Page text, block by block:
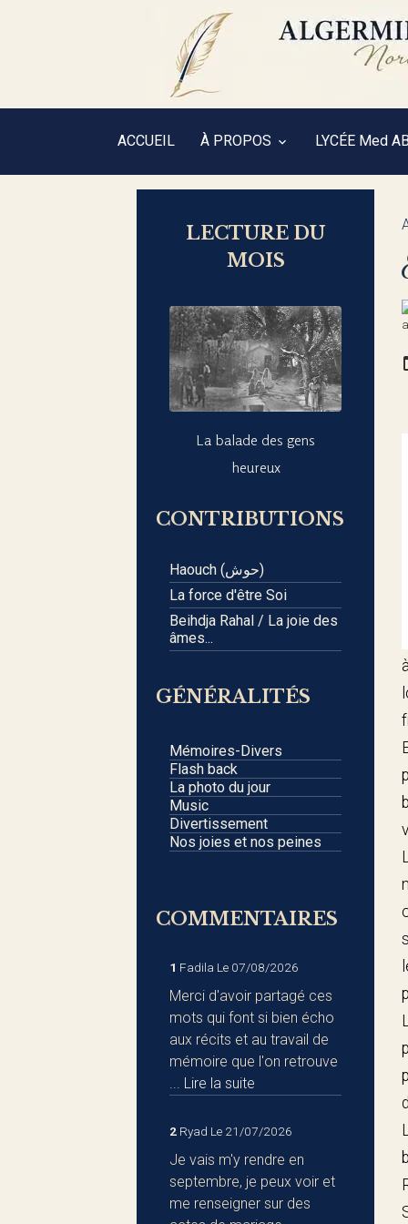
ACCUEIL À PROPOS LYCÉE Med
LECTURE DU
MOIS
La balade des gens
heureux
CONTRIBUTIONS
Haouch (حوش)
La force d'être Soi
Beihdja Rahal / La joie des
âmes...
GÉNÉRALITÉS
Mémoires-Divers
Flash back
La photo du jour
Music
Divertissement
Nos joies et nos peines
COMMENTAIRES
1 Fadila Le 07/08/2026
Merci d'avoir partagé ces
mots qui font si bien écho
aux récits et au travail de
mémoire que l'on retrouve
... Lire la suite
2 Ryad Le 21/07/2026
Je vais m'y rendre en
septembre, je peux voir et
me renseigner sur des